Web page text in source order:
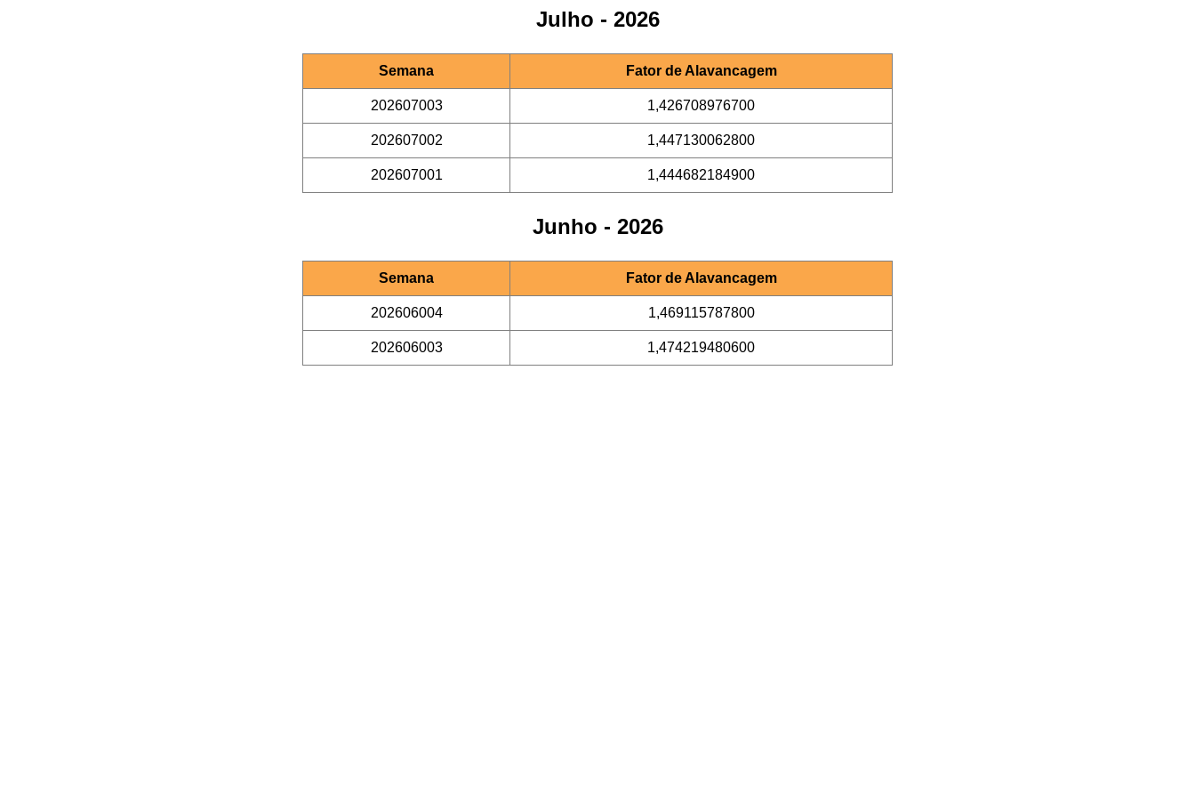
Julho - 2026
Semana Fator de Alavancagem
202607003 1,426708976700
202607002 1,447130062800
202607001 1,444682184900
Junho - 2026
Semana Fator de Alavancagem
202606004 1,469115787800
202606003 1,474219480600